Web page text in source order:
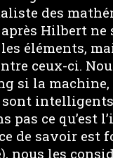
des
Hilbert ne
éléments,
ceux-ci.
si la machine,
sont
pas ce qu’est
de savoir est
nous les